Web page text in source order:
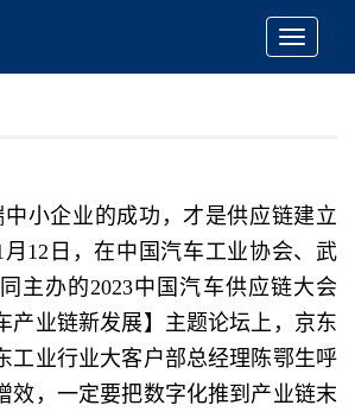
Toggle
小企业的成功，才是供应链建立
月12日，在中国汽车工业协会、武
主办的2023中国汽车供应链大会
产业链新发展】主题论坛上，京东
工业行业大客户部总经理陈鄂生呼
效，一定要把数字化推到产业链末